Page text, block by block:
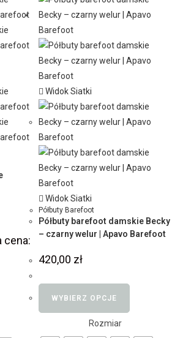
cena:
Widok Siatki
Widok Siatki
Półbuty Barefoot
Półbuty barefoot damskie Becky
– czarny welur | Apavo Barefoot
420,00 zł
WYBIERZ OPCJE
Rozmiar